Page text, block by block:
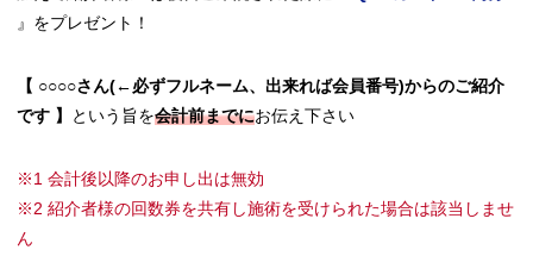
』をプレゼント！
【 ○○○○さん(←必ずフルネーム、出来れば会員番号)からのご紹介
です 】
という旨を会計前までにお伝え下さい
※1 会計後以降のお申し出は無効
※2 紹介者様の回数券を共有し施術を受けられた場合は該当しませ
ん